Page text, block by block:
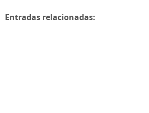
Entradas relacionadas: